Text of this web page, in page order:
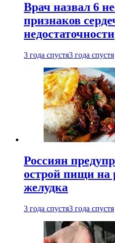
Врач назвал 6
признаков
недостаточности
3 года спустя3 года спустя
Россиян
острой пищи на
желудка
3 года спустя3 года спустя